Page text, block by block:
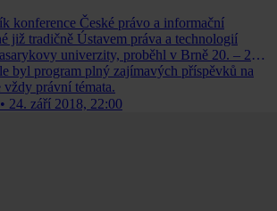
konference České právo a informační
již tradičně Ústavem práva a technologií
univerzity, proběhl v Brně 20. – 21.
byl program plný zajímavých příspěvků na
právní témata.
• 24. září 2018, 22:00